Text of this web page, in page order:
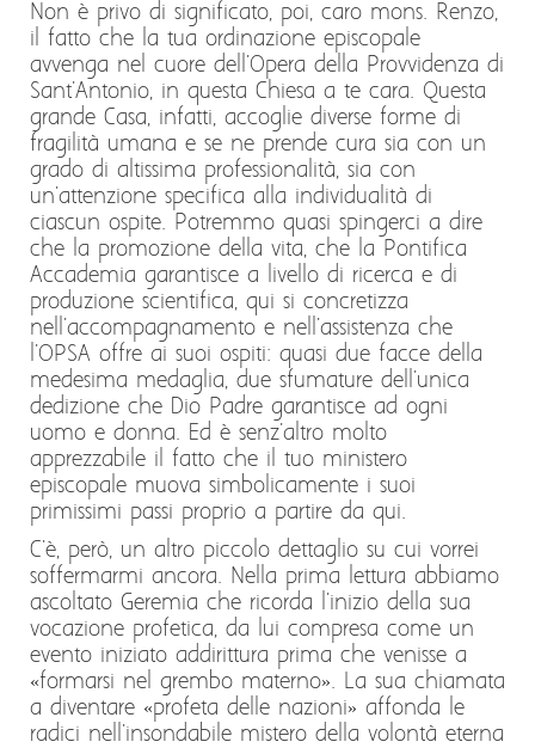
Non è privo di significato, poi, caro mons. Renzo,
il fatto che la tua ordinazione episcopale
avvenga nel cuore dell'Opera della Provvidenza di
Sant'Antonio, in questa Chiesa a te cara. Questa
grande Casa, infatti, accoglie diverse forme di
fragilità umana e se ne prende cura sia con un
grado di altissima professionalità, sia con
un'attenzione specifica alla individualità di
ciascun ospite. Potremmo quasi spingerci a dire
che la promozione della vita, che la Pontifica
Accademia garantisce a livello di ricerca e di
produzione scientifica, qui si concretizza
nell'accompagnamento e nell'assistenza che
l'OPSA offre ai suoi ospiti: quasi due facce della
medesima medaglia, due sfumature dell'unica
dedizione che Dio Padre garantisce ad ogni
uomo e donna. Ed è senz'altro molto
apprezzabile il fatto che il tuo ministero
episcopale muova simbolicamente i suoi
primissimi passi proprio a partire da qui.
C'è, però, un altro piccolo dettaglio su cui vorrei
soffermarmi ancora. Nella prima lettura abbiamo
ascoltato Geremia che ricorda l'inizio della sua
vocazione profetica, da lui compresa come un
evento iniziato addirittura prima che venisse a
«formarsi nel grembo materno». La sua chiamata
a diventare «profeta delle nazioni» affonda le
radici nell'insondabile mistero della volontà eterna